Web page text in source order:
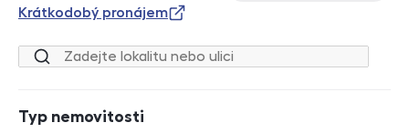
Krátkodobý pronájem
Lokalita nebo ulice
Typ nemovitosti